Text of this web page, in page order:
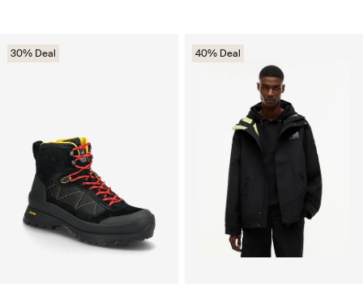
30% Deal 40% Deal